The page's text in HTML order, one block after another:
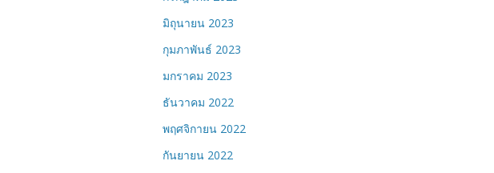
มิถุนายน 2023
กุมภาพันธ์ 2023
มกราคม 2023
ธันวาคม 2022
พฤศจิกายน 2022
กันยายน 2022